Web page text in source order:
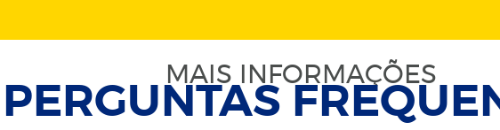
MAIS INFORMAÇÕES
PERGUNTAS